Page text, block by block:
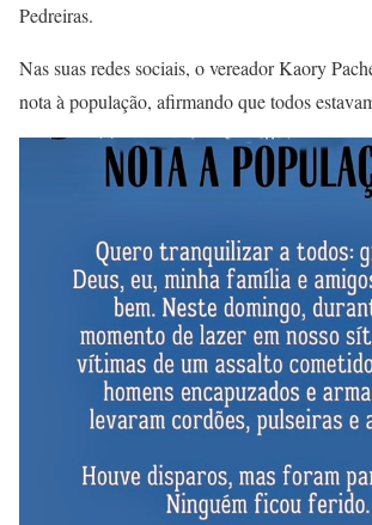
Pedreiras.
Nas suas redes sociais, o vereador Kaory
nota à população, afirmando que todos